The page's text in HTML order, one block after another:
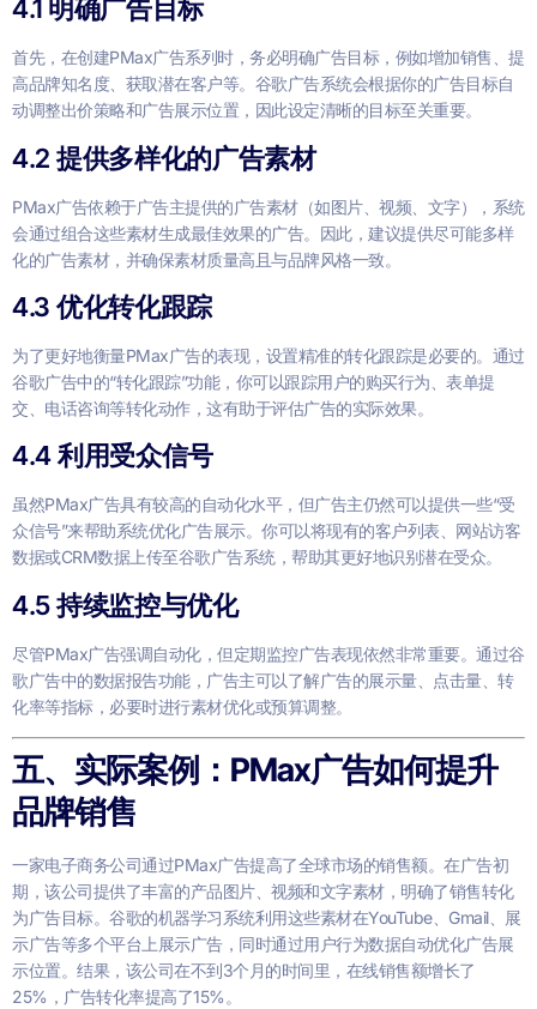
4.1 明确广告目标
首先，在创建PMax广告系列时，务必明确广告目标，例如增加销售、提
高品牌知名度、获取潜在客户等。谷歌广告系统会根据你的广告目标自
动调整出价策略和广告展示位置，因此设定清晰的目标至关重要。
4.2 提供多样化的广告素材
PMax广告依赖于广告主提供的广告素材（如图片、视频、文字），系统
会通过组合这些素材生成最佳效果的广告。因此，建议提供尽可能多样
化的广告素材，并确保素材质量高且与品牌风格一致。
4.3优化转化跟踪
为了更好地衡量PMax广告的表现，设置精准的转化跟踪是必要的。通过
谷歌广告中的“转化跟踪”功能，你可以跟踪用户的购买行为、表单提
交、电话咨询等转化动作，这有助于评估广告的实际效果。
4.4利用受众信号
虽然PMax广告具有较高的自动化水平，但广告主仍然可以提供一些“受
众信号”来帮助系统优化广告展示。你可以将现有的客户列表、网站访客
数据或CRM数据上传至谷歌广告系统，帮助其更好地识别潜在受众。
4.5持续监控与优化
尽管PMax广告强调自动化，但定期监控广告表现依然非常重要。通过谷
歌广告中的数据报告功能，广告主可以了解广告的展示量、点击量、转
化率等指标，必要时进行素材优化或预算调整。
五、实际案例：PMax广告如何提升
品牌销售
一家电子商务公司通过PMax广告提高了全球市场的销售额。在广告初
期，该公司提供了丰富的产品图片、视频和文字素材，明确了销售转化
为广告目标。谷歌的机器学习系统利用这些素材在YouTube、Gmail、展
示广告等多个平台上展示广告，同时通过用户行为数据自动优化广告展
示位置。结果，该公司在不到3个月的时间里，在线销售额增长了
25%，广告转化率提高了15%。